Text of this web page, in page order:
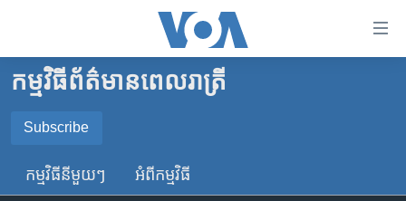
គេហទំព័រ​
ទាក់ទង
រំលង​
កម្ពុជា
អន្តរជាតិ
ចិន
កម្មវិធី​ព័ត៌មាន​ពេលរាត្រី
Subscribe
SUBSCRIBE
កម្មវិធី​នីមួយៗ អំពី​កម្មវិធី​